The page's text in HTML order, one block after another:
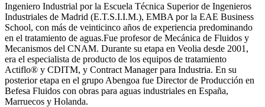
Ingeniero Industrial por la Escuela Técnica Superior de Ingenieros
Industriales de Madrid (E.T.S.I.I.M.), EMBA por la EAE Business
School, con más de veinticinco años de experiencia predominando
en el tratamiento de aguas.Fue profesor de Mecánica de Fluidos y
Mecanismos del CNAM. Durante su etapa en Veolia desde 2001,
era el especialista de producto de los equipos de tratamiento
Actiflo® y CDITM, y Contract Manager para Industria. En su
posterior etapa en el grupo Abengoa fue Director de Producción en
Befesa Fluidos con obras para aguas industriales en España,
Marruecos y Holanda.